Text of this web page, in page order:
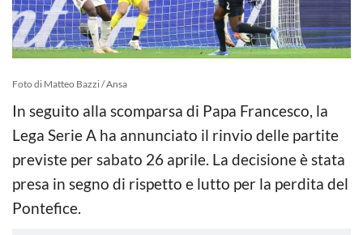
Foto di Matteo Bazzi / Ansa
In seguito alla scomparsa di Papa Francesco, la
Lega Serie A ha annunciato il rinvio delle partite
previste per sabato 26 aprile. La decisione è stata
presa in segno di rispetto e lutto per la perdita del
Pontefice.